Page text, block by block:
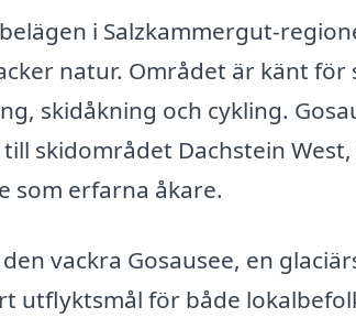
i Salzkammergut-
natur. Området är känt
skidåkning och cykling.
skidområdet Dachstein
som erfarna åkare.
vackra Gosausee, en
utflyktsmål för både